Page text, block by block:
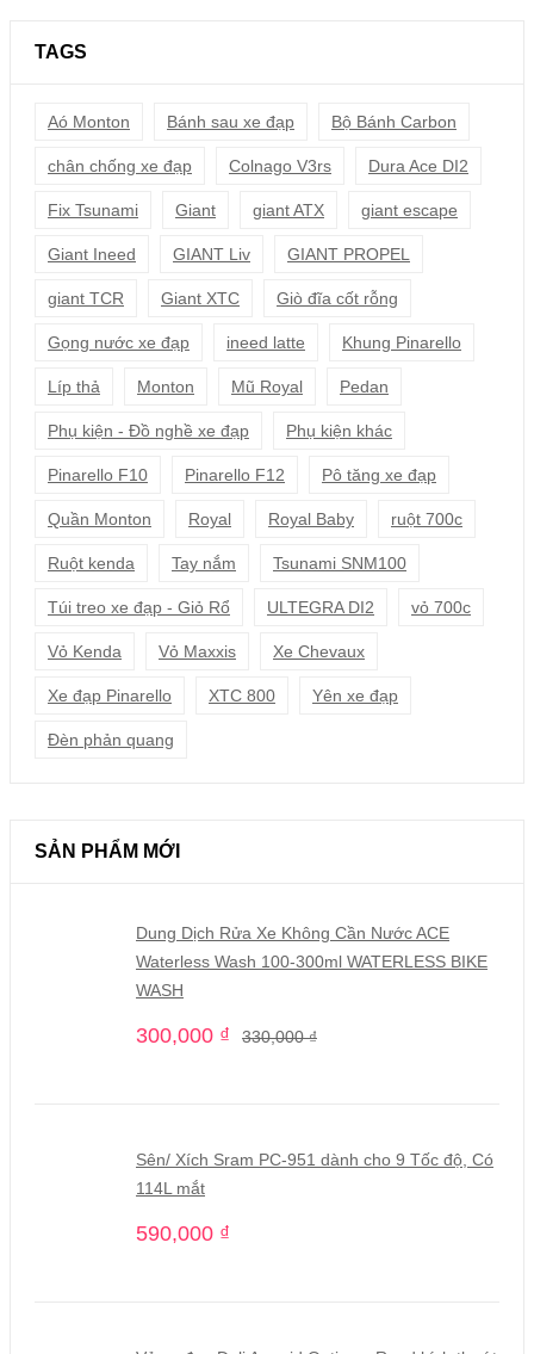
TAGS
Aó Monton Bánh sau xe đạp Bộ Bánh Carbon
chân chống xe đạp Colnago V3rs Dura Ace DI2
Fix Tsunami Giant giant ATX giant escape
Giant Ineed GIANT Liv GIANT PROPEL
giant TCR Giant XTC Giò đĩa cốt rỗng
Gọng nước xe đạp ineed latte Khung Pinarello
Líp thả Monton Mũ Royal Pedan
Phụ kiện - Đồ nghề xe đạp Phụ kiện khác
Pinarello F10 Pinarello F12 Pô tăng xe đạp
Quần Monton Royal Royal Baby ruột 700c
Ruột kenda Tay nắm Tsunami SNM100
Túi treo xe đạp - Giỏ Rổ ULTEGRA DI2 vỏ 700c
Vỏ Kenda Vỏ Maxxis Xe Chevaux
Xe đạp Pinarello XTC 800 Yên xe đạp
Đèn phản quang
SẢN PHẨM MỚI
Dung Dịch Rửa Xe Không Cần Nước ACE
Waterless Wash 100-300ml WATERLESS BIKE
WASH
330,000₫
300,000 ₫
Sên/ Xích Sram PC-951 dành cho 9 Tốc độ, Có
114L mắt
590,000 ₫